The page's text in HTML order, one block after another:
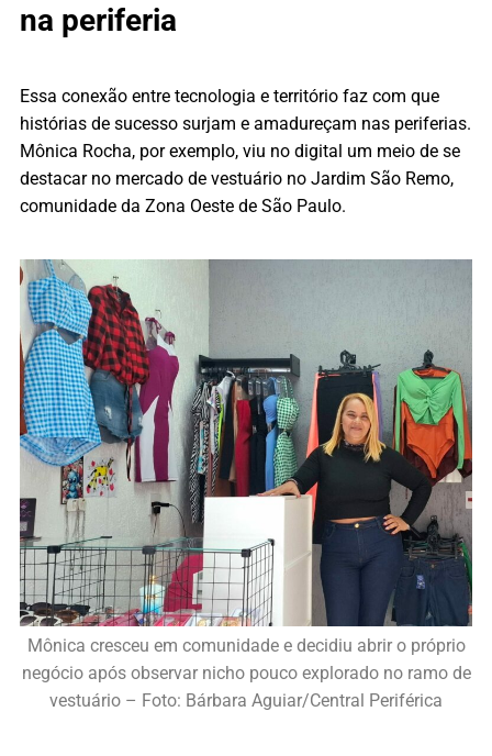
na periferia
Essa conexão entre tecnologia e território faz com que
histórias de sucesso surjam e amadureçam nas periferias.
Mônica Rocha, por exemplo, viu no digital um meio de se
destacar no mercado de vestuário no Jardim São Remo,
comunidade da Zona Oeste de São Paulo.
Mônica cresceu em comunidade e decidiu abrir o próprio
negócio após observar nicho pouco explorado no ramo de
vestuário – Foto: Bárbara Aguiar/Central Periférica